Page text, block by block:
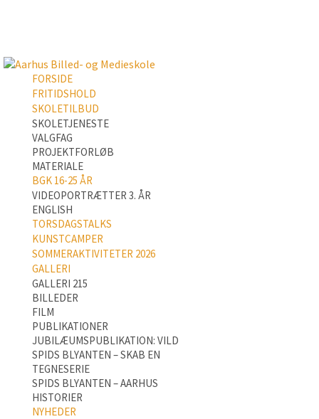
FORSIDE
FRITIDSHOLD
SKOLETILBUD
SKOLETJENESTE
VALGFAG
PROJEKTFORLØB
MATERIALE
BGK 16-25 ÅR
VIDEOPORTRÆTTER 3. ÅR
ENGLISH
TORSDAGSTALKS
KUNSTCAMPER
SOMMERAKTIVITETER 2026
GALLERI
GALLERI 215
BILLEDER
FILM
PUBLIKATIONER
JUBILÆUMSPUBLIKATION: VILD
SPIDS BLYANTEN – SKAB EN
TEGNESERIE
SPIDS BLYANTEN – AARHUS
HISTORIER
NYHEDER